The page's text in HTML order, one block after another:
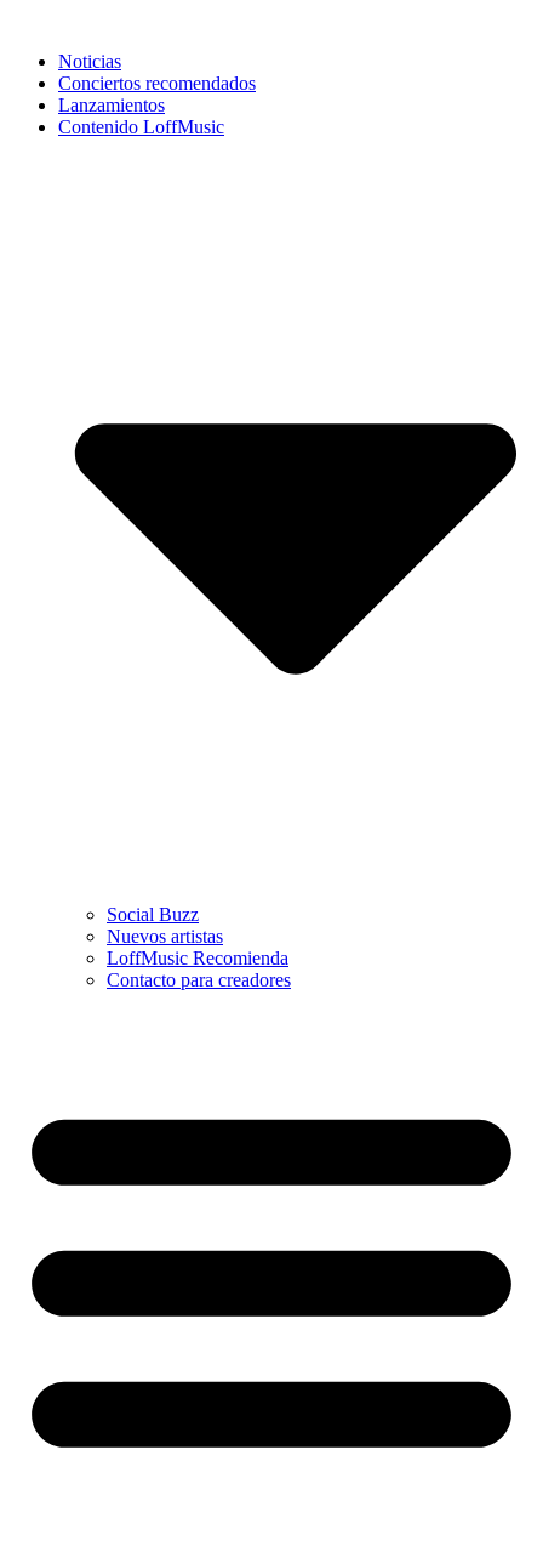
Noticias
Conciertos recomendados
Lanzamientos
Contenido LoffMusic
Social Buzz
Nuevos artistas
LoffMusic Recomienda
Contacto para creadores